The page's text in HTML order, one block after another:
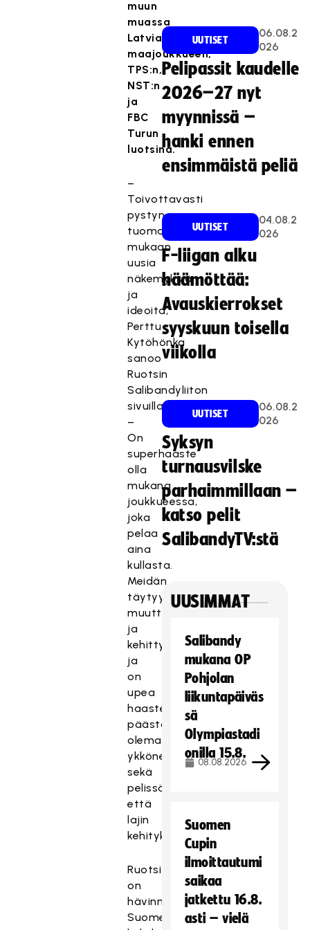
muun
muassa
Latvian
maajoukkueen,
TPS:n,
NST:n
ja
FBC
Turun
luotsina.
–
Toivottavasti
pystyn
tuomaan
mukaan
uusia
näkemyksiä
ja
ideoita,
Perttu
Kytöhönka
sanoo
Ruotsin
Salibandyliiton
sivuilla.
–
On
superhaaste
olla
mukana
joukkueessa,
joka
pelaa
aina
kullasta.
Meidän
täytyy
muuttua
ja
kehittyä,
ja
on
upea
haaste
päästä
olemaan
ykkönen
sekä
pelissä
että
lajin
kehityksessä.
Ruotsi
on
hävinnyt
Suomelle
UUTISET
06.08.2
026
Pelipassit kaudelle
2026–27 nyt
myynnissä –
hanki ennen
ensimmäistä peliä
UUTISET
04.08.2
026
F-liigan alku
häämöttää:
Avauskierrokset
syyskuun toisella
viikolla
UUTISET
06.08.2
026
Syksyn
turnausvilske
parhaimmillaan –
katso pelit
SalibandyTV:stä
UUSIMMAT
Salibandy
mukana OP
Pohjolan
liikuntapäiväs
sä
Olympiastadi
onilla 15.8.
08.08.2026
Suomen
Cupin
ilmoittautumi
saikaa
jatkettu 16.8.
asti – vielä